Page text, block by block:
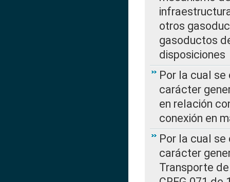
otros
gasoductos
disposiciones
Por la cual
carácter
en relación
conexión en
Por la cual
carácter
Transporte